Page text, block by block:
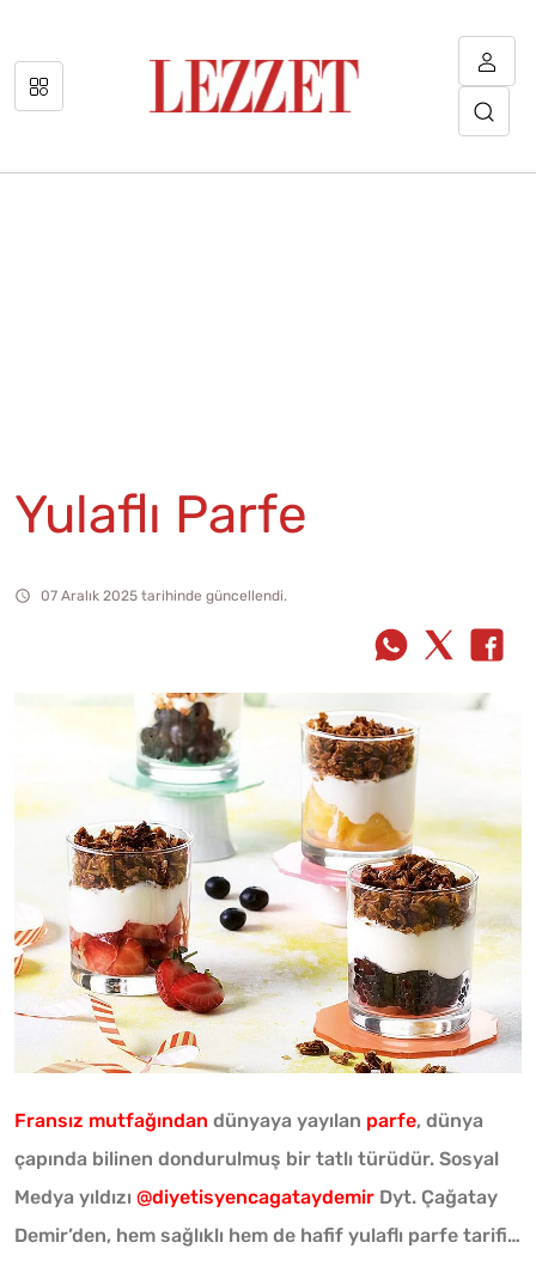
Yulaflı Parfe
07 Aralık 2025 tarihinde güncellendi.
Fransız mutfağından dünyaya yayılan parfe, dünya
çapında bilinen dondurulmuş bir tatlı türüdür. Sosyal
Medya yıldızı @diyetisyencagataydemir Dyt. Çağatay
Demir’den, hem sağlıklı hem de hafif yulaflı parfe tarifi…